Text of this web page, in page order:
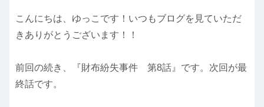
こんにちは、ゆっこです！いつもブログを見ていただ
きありがとうございます！！
前回の続き、『財布紛失事件 第8話』です。次回が最
終話です。